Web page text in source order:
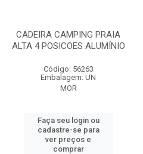
CADEIRA CAMPING PRAIA
ALTA 4 POSICOES ALUMÍNIO
Código: 56263
Embalagem: UN
MOR
Faça seu login ou
cadastre-se para
ver preços e
comprar